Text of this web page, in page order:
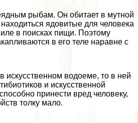
рыбам. Он обитает в мутной
ядовитые для человека
в поисках пищи. Поэтому
в его теле наравне с
искусственном водоеме, то в ней
и искусственной
принести вред человеку,
толку мало.